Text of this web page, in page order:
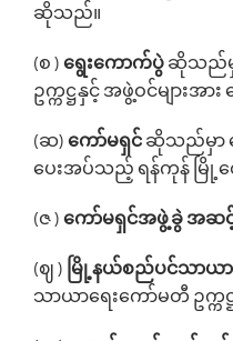
ဆိုသည်။
(စ ) ‌ရွေး‌ကောက်ပွဲ ဆိုသည်မှ
ဥက္ကဋ္ဌနှင့် အဖွဲ့ဝင်များ
(ဆ) ကော်မရှင် ဆိုသည်မှာ က
ပေးအပ်သည့် ရန်ကုန် မြို့
(ဇ ) ကော်မရှင်အဖွဲ့ခွဲ အဆ
(ဈ ) မြို့နယ်စည်ပင်သာယာ‌
သာယာ‌ရေး‌ကော်မတီ ဥက္က